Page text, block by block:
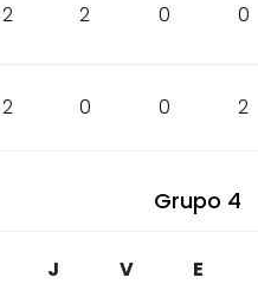
2 2 0 0
2 0 0 2
Grupo 4
J V E